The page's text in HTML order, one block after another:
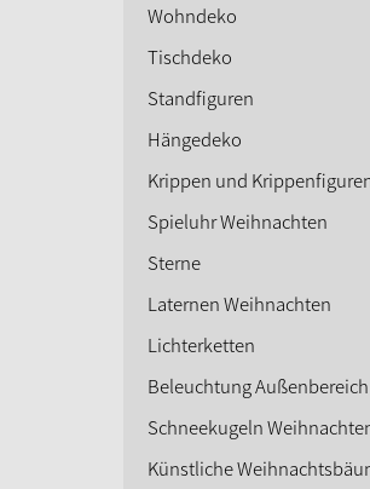
Wohndeko
Tischdeko
Standfiguren
Hängedeko
Krippen und
Spieluhr Weihnachten
Sterne
Laternen Weihnachten
Lichterketten
Beleuchtung Außenbereich
Schneekugeln
Künstliche